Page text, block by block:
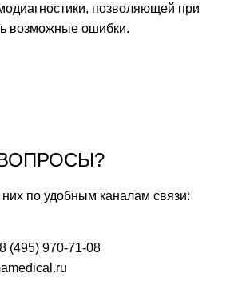
позволяющей при
возможные ошибки.
них по удобным каналам связи:
(495) 970-71-08